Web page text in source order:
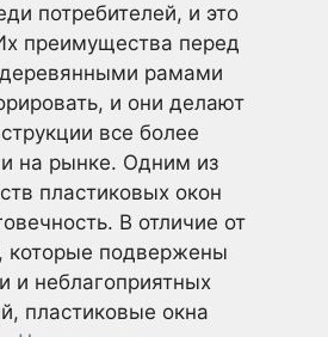
потребителей, и это
преимущества перед
рамами
и они делают
все более
на рынке. Одним из
пластиковых окон
В отличие от
которые подвержены
и неблагоприятных
пластиковые окна